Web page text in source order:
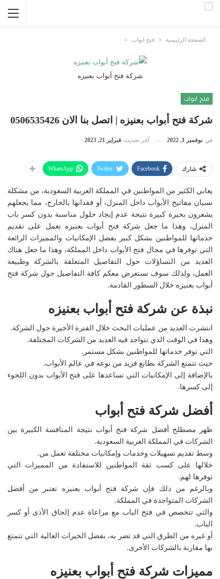
الصفحة الرئيسية فتح ابواب
شركة فتح أبواب بعنيزه
فتح ابواب
شركة فتح أبواب بعنيزه | اتصل بنا الان 0506535426
في نوفمبر 1, 2022 آخر تحديث فبراير 21, 2023
شارك Facebook
Twitter
WhatsApp
يعاني الكثير من المواطنين في المملكة العربية السعودية، من مشكلة
نسيان مفاتيح الأبواب داخل المنزل، أو فقدانها بالخارج، مما يجعلهم
يشعرون بحيرة كبيرة نتيجة عدم إيجاد حلول مناسبة بدون كسر باب
المنزل، وهذا ما جعل شركة فتح أبواب بعنيزه تعمل على تقديم
خدماتها للمواطنين بشكل كبير بفضل الإمكانيات والمميزات الرائعة
التي توفرها في مجال فتح الأبواب داخل المملكة، وهذا ما جعل هناك
العديد من التساؤلات حول التفاصيل المتعلقة بالشركة وطبيعة
العمل، ولذلك سوف نستعرض معكم كافة التفاصيل حول شركة فتح
أبواب بعنيزه خلال السطور القادمة.
نبذة عن شركة فتح أبواب بعنيزه
انتشرت العديد من عمليات البحث خلال الفترة الأخيرة حول الشركة.
وهذا في الوقت الذي تتواجد فيه العديد من الشركات المختلفة.
التي توفر خدماتها للمواطنين بشكل مستمر.
حيث تتمتع الشركة بطابع فريد من نوعه في عالم الأبواب.
بالإضافة إلى الإمكانيات التي تساعدها على فتح الأبواب بدون اللجوء
إلى كسرها.
أفضل شركة فتح أبواب
ظهر مصطلح أفضل شركة فتح أبواب نتيجة المنافسة الكبيرة بين
الشركات في المملكة العربية السعودية.
وسط تقديم تسهيلات وخدمات وإمكانيات مختلفة تعمل من.
خلالها على كسب ثقة المواطنين للاستفادة من المميزات التي
توفرها لهم.
وبالرغم من ذلك فإن شركة فتح أبواب بعنيزه تعتبر من أفضل
الشركات المتواجدة في المملكة.
والتي تتخصص في فتح الباب مع مراعاة عدم إلحاق الأذى أو كسر
الباب.
أو غيره من الطرق التي قد تضر به، بفضل الخبرات العالية التي تتمتع
بها مقارنة بالشركات الأخرى.
مميزات شركة فتح أبواب بعنيزه